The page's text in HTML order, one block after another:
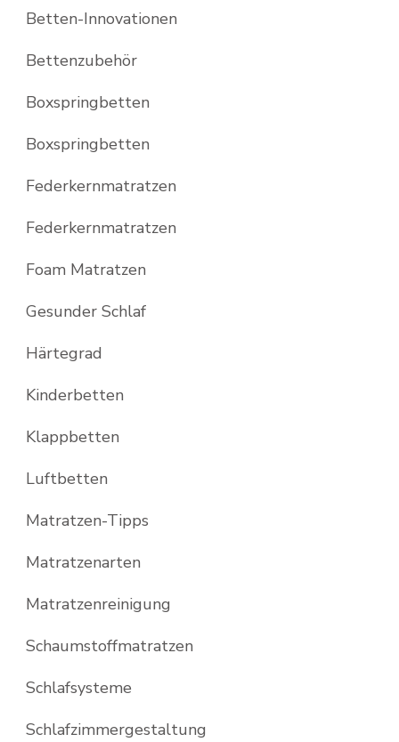
Betten-Innovationen
Bettenzubehör
Boxspringbetten
Boxspringbetten
Federkernmatratzen
Federkernmatratzen
Foam Matratzen
Gesunder Schlaf
Härtegrad
Kinderbetten
Klappbetten
Luftbetten
Matratzen-Tipps
Matratzenarten
Matratzenreinigung
Schaumstoffmatratzen
Schlafsysteme
Schlafzimmergestaltung